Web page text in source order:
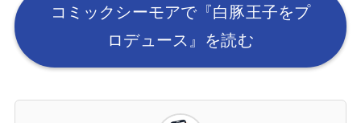
コミックシーモアで『白豚王子をプ
ロデュース』を読む